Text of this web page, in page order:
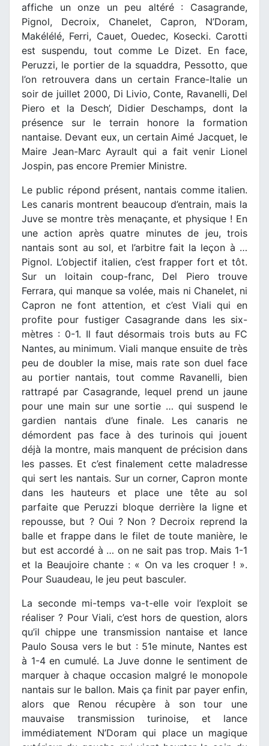
affiche un onze un peu altéré : Casagrande,
Pignol, Decroix, Chanelet, Capron, N’Doram,
Makélélé, Ferri, Cauet, Ouedec, Kosecki. Carotti
est suspendu, tout comme Le Dizet. En face,
Peruzzi, le portier de la squaddra, Pessotto, que
l’on retrouvera dans un certain France-Italie un
soir de juillet 2000, Di Livio, Conte, Ravanelli, Del
Piero et la Desch’, Didier Deschamps, dont la
présence sur le terrain honore la formation
nantaise. Devant eux, un certain Aimé Jacquet, le
Maire Jean-Marc Ayrault qui a fait venir Lionel
Jospin, pas encore Premier Ministre.
Le public répond présent, nantais comme italien.
Les canaris montrent beaucoup d’entrain, mais la
Juve se montre très menaçante, et physique ! En
une action après quatre minutes de jeu, trois
nantais sont au sol, et l’arbitre fait la leçon à …
Pignol. L’objectif italien, c’est frapper fort et tôt.
Sur un loitain coup-franc, Del Piero trouve
Ferrara, qui manque sa volée, mais ni Chanelet, ni
Capron ne font attention, et c’est Viali qui en
profite pour fustiger Casagrande dans les six-
mètres : 0-1. Il faut désormais trois buts au FC
Nantes, au minimum. Viali manque ensuite de très
peu de doubler la mise, mais rate son duel face
au portier nantais, tout comme Ravanelli, bien
rattrapé par Casagrande, lequel prend un jaune
pour une main sur une sortie … qui suspend le
gardien nantais d’une finale. Les canaris ne
démordent pas face à des turinois qui jouent
déjà la montre, mais manquent de précision dans
les passes. Et c’est finalement cette maladresse
qui sert les nantais. Sur un corner, Capron monte
dans les hauteurs et place une tête au sol
parfaite que Peruzzi bloque derrière la ligne et
repousse, but ? Oui ? Non ? Decroix reprend la
balle et frappe dans le filet de toute manière, le
but est accordé à … on ne sait pas trop. Mais 1-1
et la Beaujoire chante : « On va les croquer ! ».
Pour Suaudeau, le jeu peut basculer.
La seconde mi-temps va-t-elle voir l’exploit se
réaliser ? Pour Viali, c’est hors de question, alors
qu’il chippe une transmission nantaise et lance
Paulo Sousa vers le but : 51e minute, Nantes est
à 1-4 en cumulé. La Juve donne le sentiment de
marquer à chaque occasion malgré le monopole
nantais sur le ballon. Mais ça finit par payer enfin,
alors que Renou récupère à son tour une
mauvaise transmission turinoise, et lance
immédiatement N’Doram qui place un magique